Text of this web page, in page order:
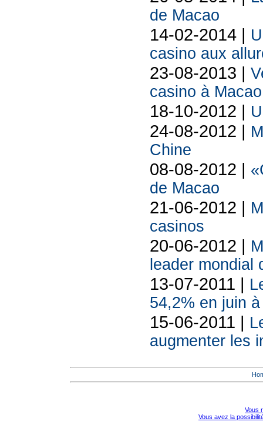
de Macao
14-02-2014 |
casino aux
23-08-2013 |
casino à
18-10-2012 |
24-08-2012 |
Chine
08-08-2012 |
de Macao
21-06-2012 |
casinos
20-06-2012 |
leader mondial
13-07-2011 |
54,2% en juin
15-06-2011 |
augmenter les
Vous
Vous avez la